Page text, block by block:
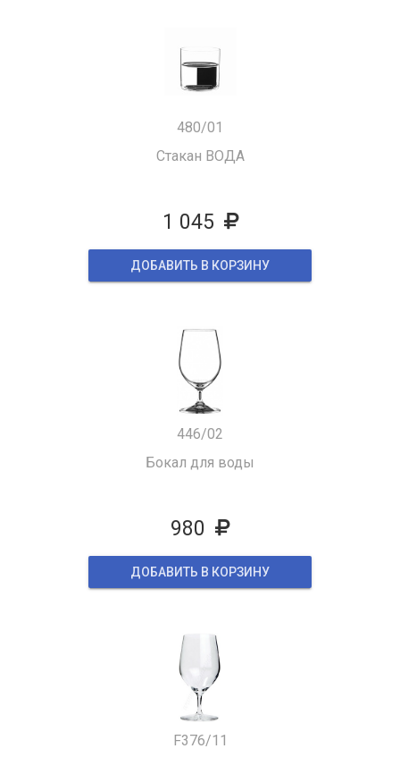
480/01
Стакан ВОДА
1 045
ДОБАВИТЬ В КОРЗИНУ
446/02
Бокал для воды
980
ДОБАВИТЬ В КОРЗИНУ
F376/11